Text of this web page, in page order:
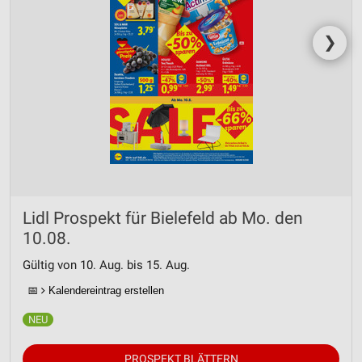
❯
Lidl Prospekt für Bielefeld ab Mo. den
10.08.
Gültig von 10. Aug. bis 15. Aug.
📅 Kalendereintrag erstellen
PROSPEKT BLÄTTERN